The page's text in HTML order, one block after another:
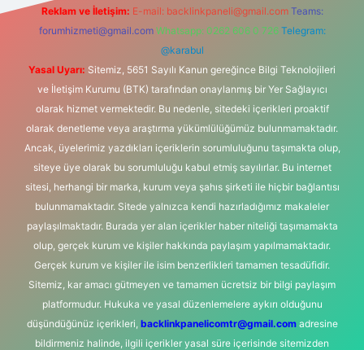
Reklam ve İletişim: E-mail: backlinkpaneli@gmail.com Teams:
forumhizmeti@gmail.com Whatsapp: 0262 606 0 726 Telegram:
@karabul
Yasal Uyarı: Sitemiz, 5651 Sayılı Kanun gereğince Bilgi Teknolojileri
ve İletişim Kurumu (BTK) tarafından onaylanmış bir Yer Sağlayıcı
olarak hizmet vermektedir. Bu nedenle, sitedeki içerikleri proaktif
olarak denetleme veya araştırma yükümlülüğümüz bulunmamaktadır.
Ancak, üyelerimiz yazdıkları içeriklerin sorumluluğunu taşımakta olup,
siteye üye olarak bu sorumluluğu kabul etmiş sayılırlar. Bu internet
sitesi, herhangi bir marka, kurum veya şahıs şirketi ile hiçbir bağlantısı
bulunmamaktadır. Sitede yalnızca kendi hazırladığımız makaleler
paylaşılmaktadır. Burada yer alan içerikler haber niteliği taşımamakta
olup, gerçek kurum ve kişiler hakkında paylaşım yapılmamaktadır.
Gerçek kurum ve kişiler ile isim benzerlikleri tamamen tesadüfidir.
Sitemiz, kar amacı gütmeyen ve tamamen ücretsiz bir bilgi paylaşım
platformudur. Hukuka ve yasal düzenlemelere aykırı olduğunu
düşündüğünüz içerikleri, backlinkpanelicomtr@gmail.comadresine
bildirmeniz halinde, ilgili içerikler yasal süre içerisinde sitemizden